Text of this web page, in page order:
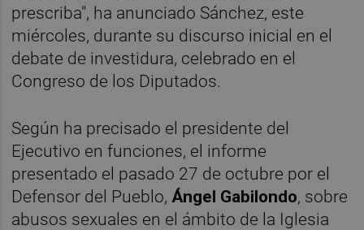
prescriba", ha anunciado Sánchez, este
miércoles, durante su discurso inicial en el
debate de investidura, celebrado en el
Congreso de los Diputados.
Según ha precisado el presidente del
Ejecutivo en funciones, el informe
presentado el pasado 27 de octubre por el
Defensor del Pueblo, Ángel Gabilondo, sobre
abusos sexuales en el ámbito de la Iglesia